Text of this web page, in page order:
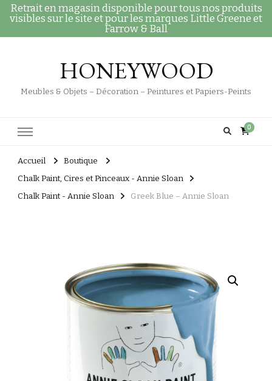
Retrait en magasin disponible pour tous nos produits
visibles sur le site et pour les marques Little Greene et
Farrow & Ball
HONEYWOOD
Meubles & Objets – Décoration – Peintures et Papiers-Peints
0
Accueil
Boutique
Chalk Paint, Cires et Pinceaux - Annie Sloan
Chalk Paint - Annie Sloan
Greek Blue – Annie Sloan